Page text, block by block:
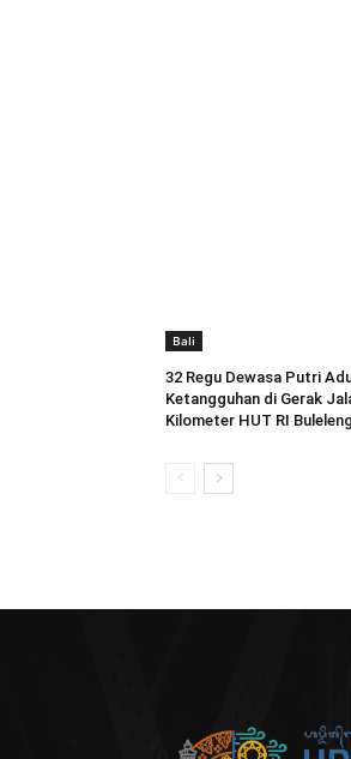
Bali
32 Regu Dewasa Putri
Ketangguhan di Gerak
Kilometer HUT RI Buleleng